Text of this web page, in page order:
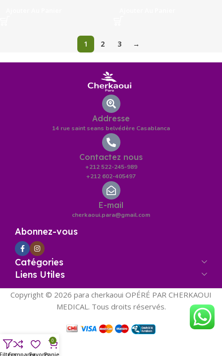
1 2 3 →
Addresse
14 rue saint seans belvédère Casablanca
Contactez nous
+212 522-245-989
+212 602-405497
E-mail
cherkaoui.para@gmail.com
Abonnez-vous
Catégories
Liens Utiles
Copyright © 2026 para cherkaoui OPÉRÉ PAR CHERKAOUI
MEDICAL. Tous droits réservés.
Comparer
0
Panier